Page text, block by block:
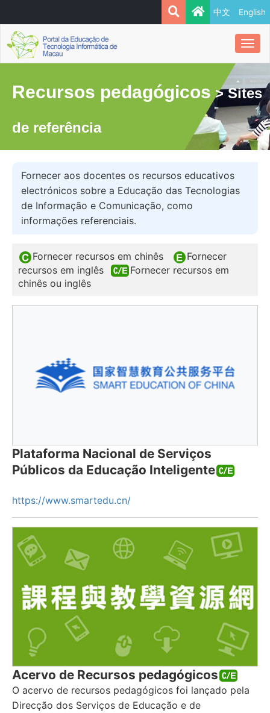
English
中文
Recursos pedagógicos> Sites
de referência
Fornecer aos docentes os recursos educativos
electrónicos sobre a Educação das Tecnologias
de Informação e Comunicação, como
informações referenciais.
Fornecer recursos em chinês
Fornecer
recursos em inglês
Fornecer recursos em
chinês ou inglês
Plataforma Nacional de Serviços
Públicos da Educação Inteligente
https://www.smartedu.cn/
Acervo de Recursos pedagógicos
O acervo de recursos pedagógicos foi lançado pela
Direcção dos Serviços de Educação e de